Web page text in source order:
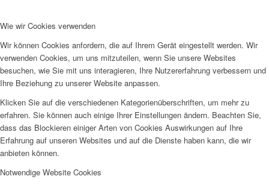
Wie wir Cookies verwenden
Wir können Cookies anfordern, die auf Ihrem Gerät eingestellt werden. Wir
verwenden Cookies, um uns mitzuteilen, wenn Sie unsere Websites
besuchen, wie Sie mit uns interagieren, Ihre Nutzererfahrung verbessern und
Ihre Beziehung zu unserer Website anpassen.
Klicken Sie auf die verschiedenen Kategorienüberschriften, um mehr zu
erfahren. Sie können auch einige Ihrer Einstellungen ändern. Beachten Sie,
dass das Blockieren einiger Arten von Cookies Auswirkungen auf Ihre
Erfahrung auf unseren Websites und auf die Dienste haben kann, die wir
anbieten können.
Notwendige Website Cookies